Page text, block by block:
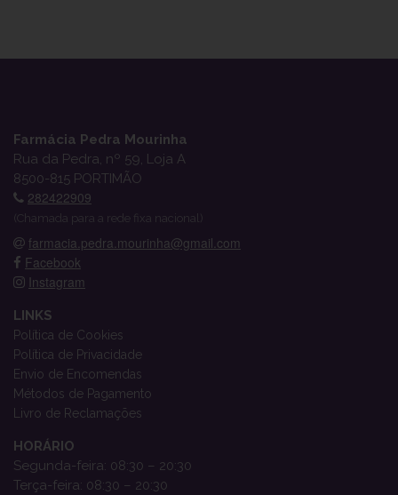
Farmácia Pedra Mourinha
Rua da Pedra, nº 59, Loja A
8500-815 PORTIMÃO
282422909
(Chamada para a rede fixa nacional)
farmacia.pedra.mourinha@gmail.com
Facebook
Instagram
LINKS
Política de Cookies
Política de Privacidade
Envio de Encomendas
Métodos de Pagamento
Livro de Reclamações
HORÁRIO
Segunda-feira: 08:30 – 20:30
Terça-feira: 08:30 – 20:30